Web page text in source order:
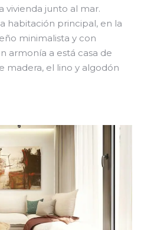
vivienda junto al mar.
habitación principal, en la
minimalista y con
armonía a está casa de
madera, el lino y algodón